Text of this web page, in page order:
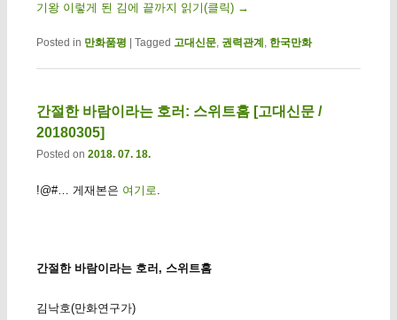
기왕 이렇게 된 김에 끝까지 읽기(클릭) →
Posted in 만화품평 Tagged 고대신문, 권력관계 , 한국만화
간절한 바람이라는 호러: 스위트홈 [고대신문 /
20180305]
Posted on 2018. 07. 18.
!@#… 게재본은 여기로.
간절한 바람이라는 호러, 스위트홈
김낙호(만화연구가)